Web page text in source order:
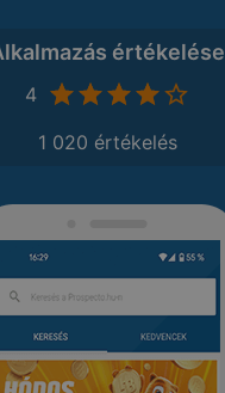
értékelése
4
1 020 értékelés